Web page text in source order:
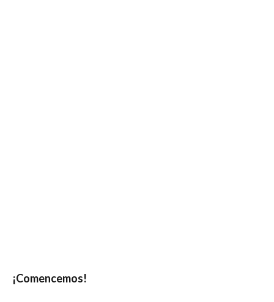
¡Comencemos!